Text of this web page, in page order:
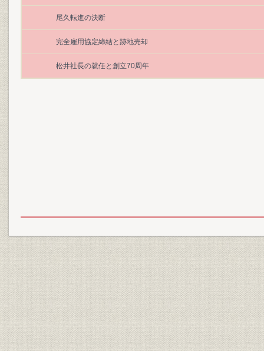
尾久転進の決断
完全雇用協定締結と跡地売却
松井社長の就任と創立70周年